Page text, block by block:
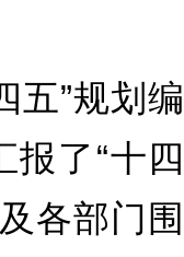
”规划编
了“十四
各部门围